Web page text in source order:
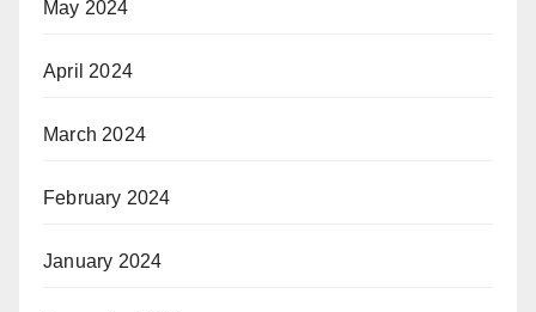
May 2024
April 2024
March 2024
February 2024
January 2024